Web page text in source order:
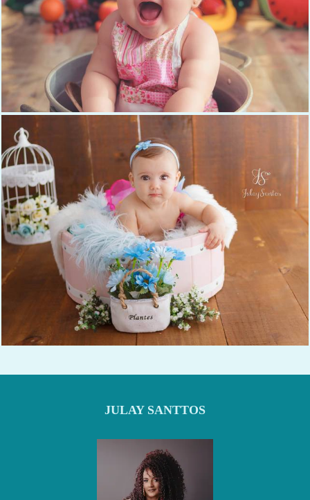
1161
1362 0
JULAY SANTTOS